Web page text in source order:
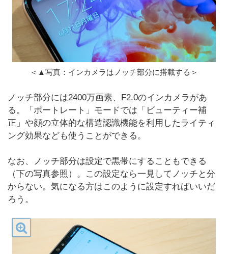
＜▲写真：インカメラはノッチ部分に搭載する＞
ノッチ部分には2400万画素、F2.0のインカメラがあ
る。「ポートレート」モードでは「ビューティー補
正」や顔の立体的な構造認識機能を利用したライティ
ング効果なども使うことができる。
なお、ノッチ部分は設定で黒帯にすることもできる
（下の写真参照）。この設定なら一見してノッチと分
からない。気になる方はこのように設定すればいいだ
ろう。